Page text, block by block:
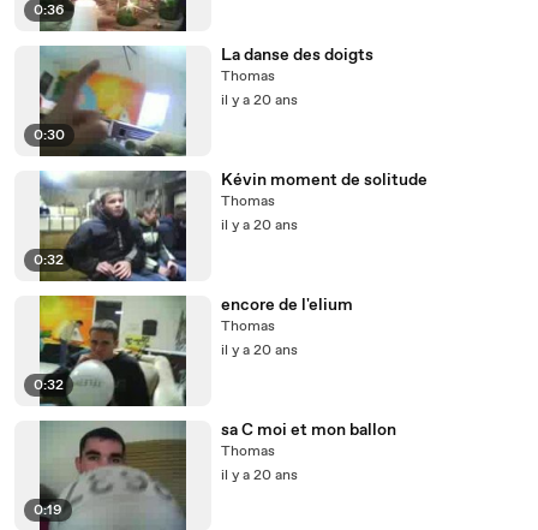
0:36
0:30
La danse des doigts
Thomas
il y a 20 ans
0:32
Kévin moment de solitude
Thomas
il y a 20 ans
0:32
encore de l'elium
Thomas
il y a 20 ans
0:19
sa C moi et mon ballon
Thomas
il y a 20 ans